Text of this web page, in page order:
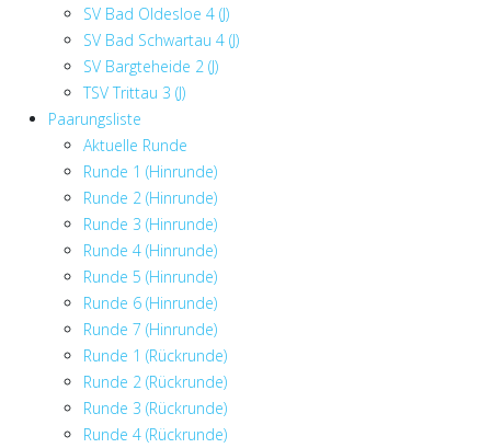
SV Bad Oldesloe 4 (J)
SV Bad Schwartau 4 (J)
SV Bargteheide 2 (J)
TSV Trittau 3 (J)
Paarungsliste
Aktuelle Runde
Runde 1 (Hinrunde)
Runde 2 (Hinrunde)
Runde 3 (Hinrunde)
Runde 4 (Hinrunde)
Runde 5 (Hinrunde)
Runde 6 (Hinrunde)
Runde 7 (Hinrunde)
Runde 1 (Rückrunde)
Runde 2 (Rückrunde)
Runde 3 (Rückrunde)
Runde 4 (Rückrunde)